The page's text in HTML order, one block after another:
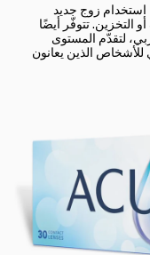
استخدام زوج جديد
التخزين. تتوفّر أيضًا
لتقدّم المستوى
للأشخاص الذين يعانون